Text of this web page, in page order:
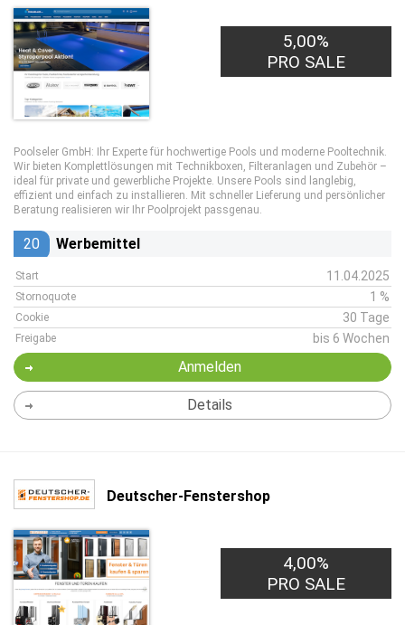
5,00%
PRO SALE
Poolseler GmbH: Ihr Experte für hochwertige Pools und moderne Pooltechnik.
Wir bieten Komplettlösungen mit Technikboxen, Filteranlagen und Zubehör –
ideal für private und gewerbliche Projekte. Unsere Pools sind langlebig,
effizient und einfach zu installieren. Mit schneller Lieferung und persönlicher
Beratung realisieren wir Ihr Poolprojekt passgenau.
20 Werbemittel
Start 11.04.2025
Stornoquote 1 %
Cookie 30 Tage
Freigabe bis 6 Wochen
Anmelden
Details
Deutscher-Fenstershop
4,00%
PRO SALE